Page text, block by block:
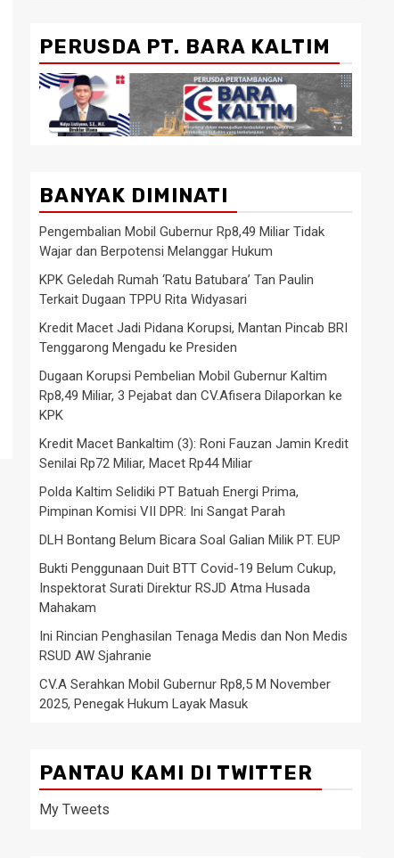
PERUSDA PT. BARA KALTIM
BANYAK DIMINATI
Pengembalian Mobil Gubernur Rp8,49 Miliar Tidak
Wajar dan Berpotensi Melanggar Hukum
KPK Geledah Rumah ‘Ratu Batubara’ Tan Paulin
Terkait Dugaan TPPU Rita Widyasari
Kredit Macet Jadi Pidana Korupsi, Mantan Pincab BRI
Tenggarong Mengadu ke Presiden
Dugaan Korupsi Pembelian Mobil Gubernur Kaltim
Rp8,49 Miliar, 3 Pejabat dan CV.Afisera Dilaporkan ke
KPK
Kredit Macet Bankaltim (3): Roni Fauzan Jamin Kredit
Senilai Rp72 Miliar, Macet Rp44 Miliar
Polda Kaltim Selidiki PT Batuah Energi Prima,
Pimpinan Komisi VII DPR: Ini Sangat Parah
DLH Bontang Belum Bicara Soal Galian Milik PT. EUP
Bukti Penggunaan Duit BTT Covid-19 Belum Cukup,
Inspektorat Surati Direktur RSJD Atma Husada
Mahakam
Ini Rincian Penghasilan Tenaga Medis dan Non Medis
RSUD AW Sjahranie
CV.A Serahkan Mobil Gubernur Rp8,5 M November
2025, Penegak Hukum Layak Masuk
PANTAU KAMI DI TWITTER
My Tweets